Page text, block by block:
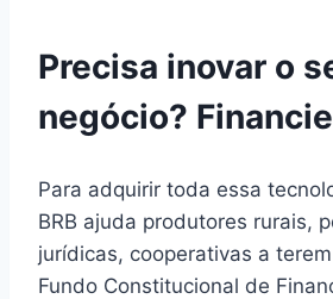
Precisa inovar o
negócio? Financie
Para adquirir toda essa
BRB ajuda produtores rurais,
jurídicas, cooperativas a
Fundo Constitucional de